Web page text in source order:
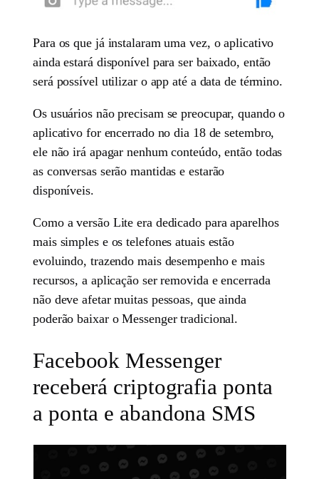
Para os que já instalaram uma vez, o aplicativo
ainda estará disponível para ser baixado, então
será possível utilizar o app até a data de término.
Os usuários não precisam se preocupar, quando o
aplicativo for encerrado no dia 18 de setembro,
ele não irá apagar nenhum conteúdo, então todas
as conversas serão mantidas e estarão
disponíveis.
Como a versão Lite era dedicado para aparelhos
mais simples e os telefones atuais estão
evoluindo, trazendo mais desempenho e mais
recursos, a aplicação ser removida e encerrada
não deve afetar muitas pessoas, que ainda
poderão baixar o Messenger tradicional.
Facebook Messenger
receberá criptografia ponta
a ponta e abandona SMS